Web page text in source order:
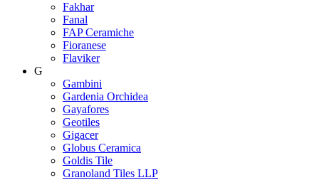
Fakhar
Fanal
FAP Ceramiche
Fioranese
Flaviker
G
Gambini
Gardenia Orchidea
Gayafores
Geotiles
Gigacer
Globus Ceramica
Goldis Tile
Granoland Tiles LLP